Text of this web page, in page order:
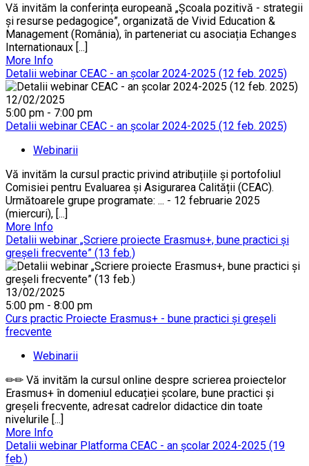
Vă invităm la conferința europeană „Școala pozitivă - strategii
și resurse pedagogice”, organizată de Vivid Education &
Management (România), în parteneriat cu asociația Echanges
Internationaux [...]
More Info
Detalii webinar CEAC - an școlar 2024-2025 (12 feb. 2025)
12/02/2025
5:00 pm - 7:00 pm
Detalii webinar CEAC - an școlar 2024-2025 (12 feb. 2025)
Webinarii
Vă invităm la cursul practic privind atribuțiile și portofoliul
Comisiei pentru Evaluarea și Asigurarea Calității (CEAC).
Următoarele grupe programate: ... - 12 februarie 2025
(miercuri), [...]
More Info
Detalii webinar „Scriere proiecte Erasmus+, bune practici și
greșeli frecvente” (13 feb.)
13/02/2025
5:00 pm - 8:00 pm
Curs practic Proiecte Erasmus+ - bune practici și greșeli
frecvente
Webinarii
✏✏ Vă invităm la cursul online despre scrierea proiectelor
Erasmus+ în domeniul educației școlare, bune practici și
greșeli frecvente, adresat cadrelor didactice din toate
nivelurile [...]
More Info
Detalii webinar Platforma CEAC - an școlar 2024-2025 (19
feb.)